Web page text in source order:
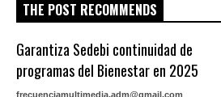
THE POST RECOMMENDS
Garantiza Sedebi continuidad de
programas del Bienestar en 2025
frecuenciamultimedia.adm@gmail.com